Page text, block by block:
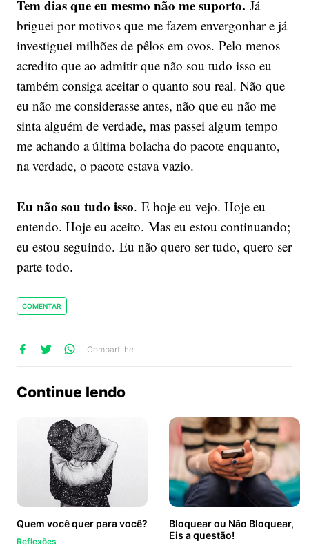
Tem dias que eu mesmo não me suporto. Já
briguei por motivos que me fazem envergonhar e já
investiguei milhões de pêlos em ovos. Pelo menos
acredito que ao admitir que não sou tudo isso eu
também consiga aceitar o quanto sou real. Não que
eu não me considerasse antes, não que eu não me
sinta alguém de verdade, mas passei algum tempo
me achando a última bolacha do pacote enquanto,
na verdade, o pacote estava vazio.
Eu não sou tudo isso. E hoje eu vejo. Hoje eu
entendo. Hoje eu aceito. Mas eu estou continuando;
eu estou seguindo. Eu não quero ser tudo, quero ser
parte todo.
COMENTAR
Compartilhe
Continue lendo
Quem você quer para você?
Reflexões
Bloquear ou Não Bloquear,
Eis a questão!